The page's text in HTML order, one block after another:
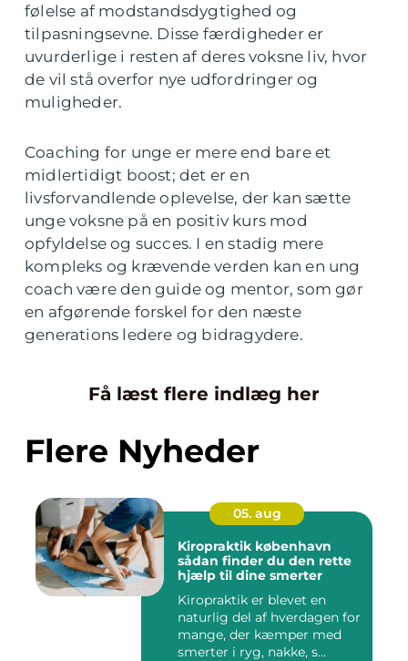
følelse af modstandsdygtighed og
tilpasningsevne. Disse færdigheder er
uvurderlige i resten af deres voksne liv, hvor
de vil stå overfor nye udfordringer og
muligheder.
Coaching for unge er mere end bare et
midlertidigt boost; det er en
livsforvandlende oplevelse, der kan sætte
unge voksne på en positiv kurs mod
opfyldelse og succes. I en stadig mere
kompleks og krævende verden kan en ung
coach være den guide og mentor, som gør
en afgørende forskel for den næste
generations ledere og bidragydere.
Få læst flere indlæg her
Flere Nyheder
05. aug
Kiropraktik københavn
sådan finder du den rette
hjælp til dine smerter
Kiropraktik er blevet en
naturlig del af hverdagen for
mange, der kæmper med
smerter i ryg, nakke, s...